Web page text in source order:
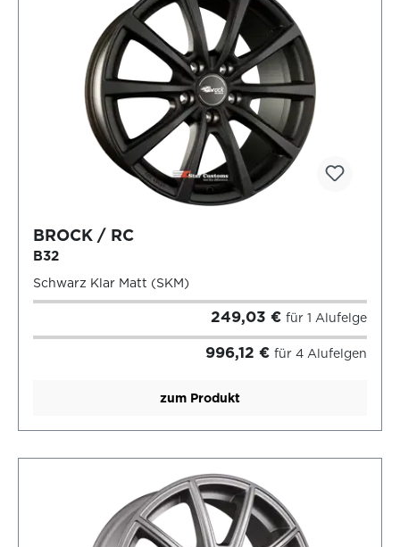
BROCK / RC
B32
Schwarz Klar Matt (SKM)
249,03 € für 1 Alufelge
996,12 € für 4 Alufelgen
zum Produkt